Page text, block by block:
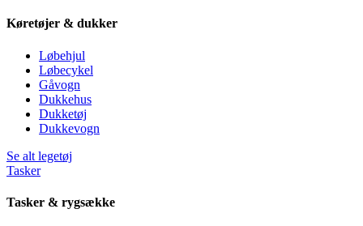
Køretøjer & dukker
Løbehjul
Løbecykel
Gåvogn
Dukkehus
Dukketøj
Dukkevogn
Se alt legetøj
Tasker
Tasker & rygsække